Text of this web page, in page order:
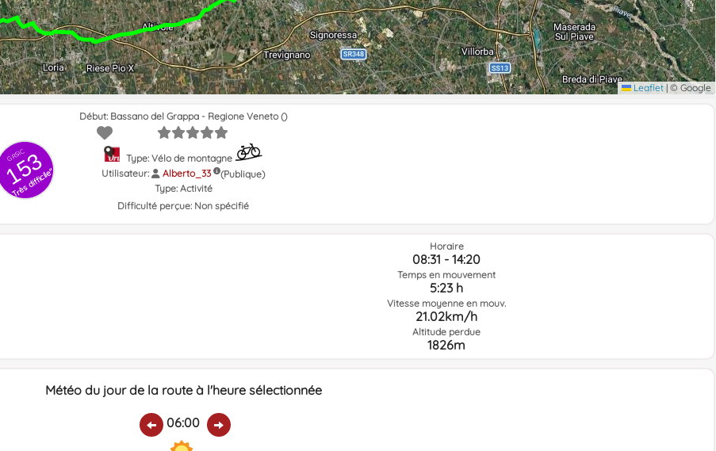
Leaflet | © Google
GRSIC
153
Très difficile"
Début: Bassano del Grappa - Regione Veneto ()
Type: Vélo de montagne
Utilisateur:
Alberto_33
(Publique)
Type: Activité
Difficulté perçue: Non spécifié
Horaire
08:31 - 14:20
Temps en mouvement
5:23 h
Vitesse moyenne en mouv.
21.02km/h
Altitude perdue
1826m
Météo du jour de la route à l'heure sélectionnée
06:00